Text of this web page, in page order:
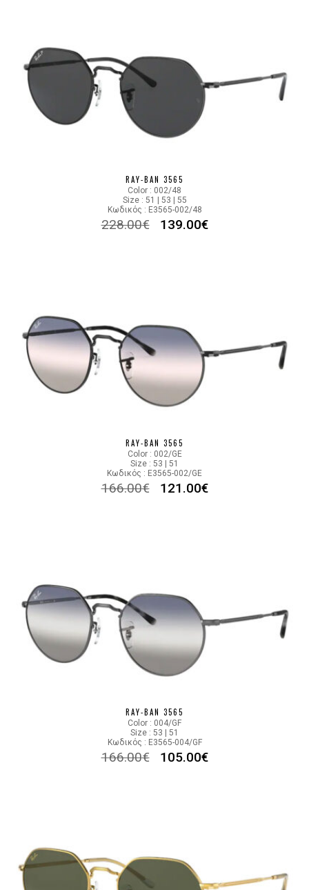
RAY-BAN 3565
Color : 002/48
Size : 51 | 53 | 55
Κωδικός : E3565-002/48
228.00€ 139.00€
RAY-BAN 3565
Color : 002/GE
Size : 53 | 51
Κωδικός : E3565-002/GE
166.00€ 121.00€
RAY-BAN 3565
Color : 004/GF
Size : 53 | 51
Κωδικός : E3565-004/GF
166.00€ 105.00€